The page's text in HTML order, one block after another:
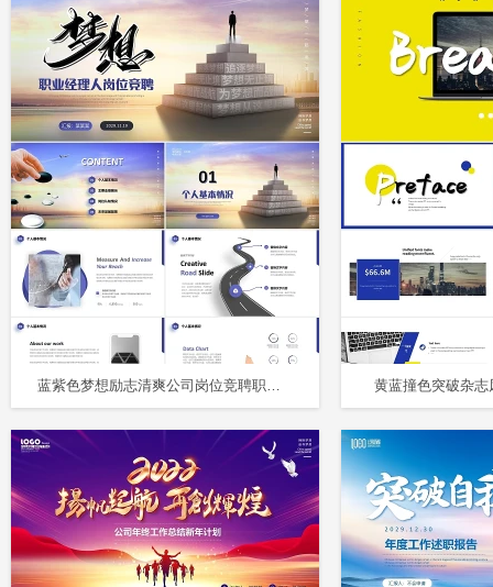
蓝紫色梦想励志清爽公司岗位竞聘职业经理人述职报告PPT 黄蓝撞色突破杂